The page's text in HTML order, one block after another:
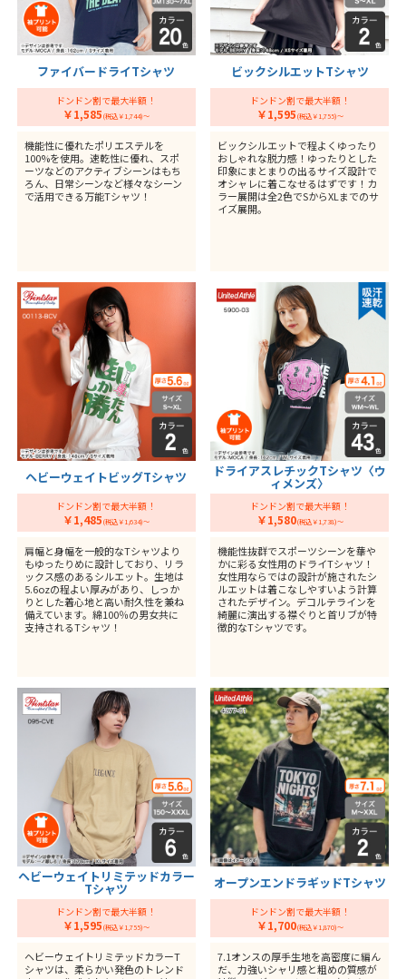
ファイバードライTシャツ
ドンドン割で最大半額！
￥1,585 (税込￥1,744)～
機能性に優れたポリエステルを
100%を使用。速乾性に優れ、スポ
ーツなどのアクティブシーンはもち
ろん、日常シーンなど様々なシーン
で活用できる万能Tシャツ！
ビックシルエットTシャツ
ドンドン割で最大半額！
￥1,595 (税込￥1,755)～
ビックシルエットで程よくゆったり
おしゃれな脱力感！ゆったりとした
印象にまとまりの出るサイズ設計で
オシャレに着こなせるはずです！カ
ラー展開は全2色でSからXLまでのサ
イズ展開。
ヘビーウェイトビッグTシャツ
ドンドン割で最大半額！
￥1,485 (税込￥1,634)～
肩幅と身幅を一般的なTシャツより
もゆったりめに設計しており、リラ
ックス感のあるシルエット。生地は
5.6ozの程よい厚みがあり、しっか
りとした着心地と高い耐久性を兼ね
備えています。綿100％の男女共に
支持されるTシャツ！
ドライアスレチックTシャツ〈ウ
ィメンズ〉
ドンドン割で最大半額！
￥1,580(税込￥1,738)～
機能性抜群でスポーツシーンを華や
かに彩る女性用のドライTシャツ！
女性用ならではの設計が施されたシ
ルエットは着こなしやすいよう計算
されたデザイン。デコルテラインを
綺麗に演出する襟ぐりと首リブが特
徴的なTシャツです。
ヘビーウェイトリミテッドカラー
Tシャツ
ドンドン割で最大半額！
￥1,595 (税込￥1,755)～
ヘビーウェイトリミテッドカラーT
シャツは、柔らかい発色のトレンド
オープンエンドラギッドTシャツ
ドンドン割で最大半額！
￥1,700(税込￥1,870)～
7.1オンスの厚手生地を高密度に編ん
だ、力強いシャリ感と粗めの質感が